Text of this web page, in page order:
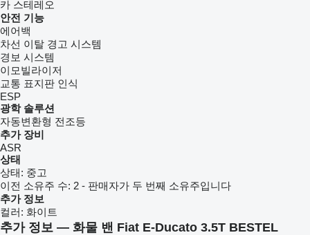
카 스테레오
안전 기능
에어백
차선 이탈 경고 시스템
경보 시스템
이모빌라이저
교통 표지판 인식
ESP
광학 솔루션
자동변환형 전조등
추가 장비
ASR
상태
상태: 중고
이전 소유주 수: 2 - 판매자가 두 번째 소유주입니다
추가 정보
컬러: 화이트
추가 정보 — 화물 밴 Fiat E-Ducato 3.5T BESTEL